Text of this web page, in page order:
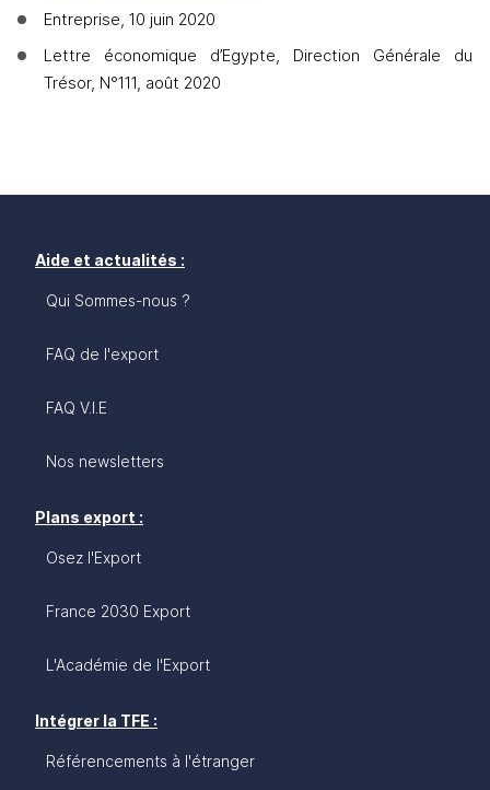
Entreprise, 10 juin 2020
Lettre économique d’Egypte, Direction Générale du
Trésor, N°111, août 2020
Aide et actualités :
Qui Sommes-nous ?
FAQ de l'export
FAQ V.I.E
Nos newsletters
Plans export :
Osez l'Export
France 2030 Export
L'Académie de l'Export
Intégrer la TFE :
Référencements à l'étranger